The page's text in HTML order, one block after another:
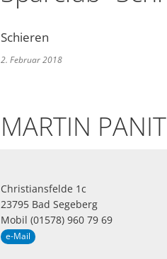
Schieren
2. Februar 2018
MARTIN
Christiansfelde 1c
23795 Bad Segeberg
Mobil (01578) 960 79 69
e-Mail